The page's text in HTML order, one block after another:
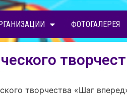
ФОТОГАЛЕРЕЯ
творчества «Шаг